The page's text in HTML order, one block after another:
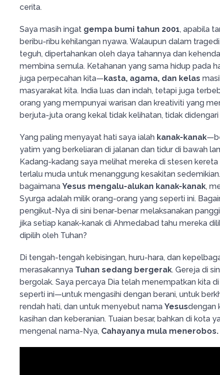
cerita.
Saya masih ingat gempa bumi tahun 2001, apabila
beribu-ribu kehilangan nyawa. Walaupun dalam
teguh, dipertahankan oleh daya tahannya dan
membina semula. Ketahanan yang sama hidup pada
juga perpecahan kita—kasta, agama, dan kelas
masyarakat kita. India luas dan indah, tetapi juga
orang yang mempunyai warisan dan kreativiti yang
berjuta-juta orang kekal tidak kelihatan, tidak
Yang paling menyayat hati saya ialah kanak-kanak
yatim yang berkeliaran di jalanan dan tidur di bawah
Kadang-kadang saya melihat mereka di stesen kereta
terlalu muda untuk menanggung kesakitan
bagaimana Yesus mengalu-alukan kanak-kanak,
Syurga adalah milik orang-orang yang seperti ini.
pengikut-Nya di sini benar-benar melaksanakan
jika setiap kanak-kanak di Ahmedabad tahu mereka
dipilih oleh Tuhan?
Di tengah-tengah kebisingan, huru-hara, dan
merasakannya Tuhan sedang bergerak. Gereja di
bergolak. Saya percaya Dia telah menempatkan kita
seperti ini—untuk mengasihi dengan berani, untuk
rendah hati, dan untuk menyebut nama Yesusdengan
kasihan dan keberanian. Tuaian besar, bahkan di kota
mengenal nama-Nya, Cahayanya mula menerobos.